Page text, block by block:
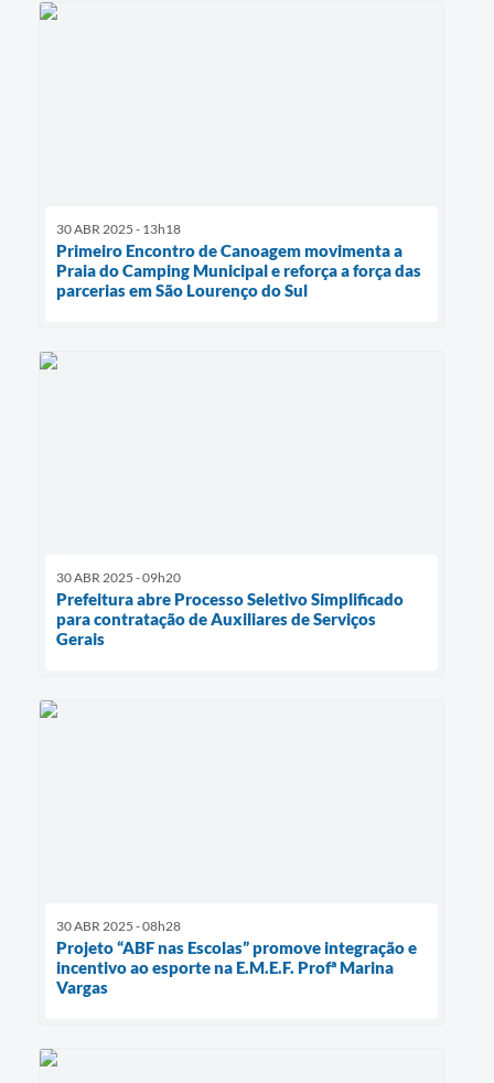
30 ABR 2025 - 13h18
Primeiro Encontro de Canoagem movimenta a
Praia do Camping Municipal e reforça a força das
parcerias em São Lourenço do Sul
30 ABR 2025 - 09h20
Prefeitura abre Processo Seletivo Simplificado
para contratação de Auxiliares de Serviços
Gerais
30 ABR 2025 - 08h28
Projeto “ABF nas Escolas” promove integração e
incentivo ao esporte na E.M.E.F. Profª Marina
Vargas